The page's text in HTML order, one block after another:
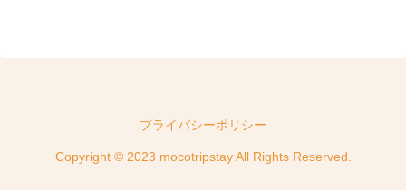
プライバシーポリシー
Copyright © 2023 mocotripstay All Rights Reserved.